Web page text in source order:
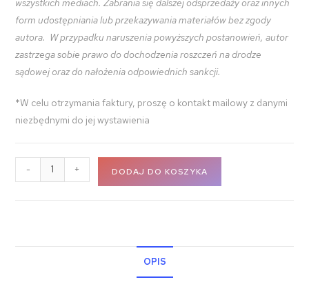
wszystkich mediach. Zabrania się dalszej odsprzedaży oraz innych
form udostępniania lub przekazywania materiałów bez zgody
autora. W przypadku naruszenia powyższych postanowień, autor
zastrzega sobie prawo do dochodzenia roszczeń na drodze
sądowej oraz do nałożenia odpowiednich sankcji.
*W celu otrzymania faktury, proszę o kontakt mailowy z danymi
niezbędnymi do jej wystawienia
- + DODAJ DO KOSZYKA
OPIS